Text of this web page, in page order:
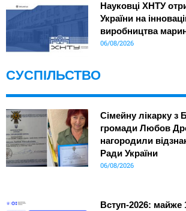
Науковці ХНТУ
України на
виробництва
06/08/2026
СУСПІЛЬСТВО
Сімейну лікарку з
громади Любов
нагородили
Ради України
06/08/2026
Вступ-2026: майже